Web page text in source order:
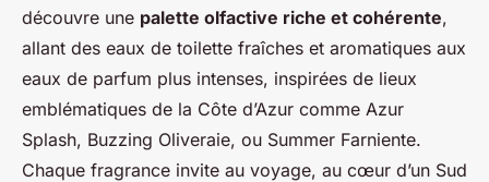
découvre une palette olfactive riche et cohérente,
allant des eaux de toilette fraîches et aromatiques aux
eaux de parfum plus intenses, inspirées de lieux
emblématiques de la Côte d’Azur comme Azur
Splash, Buzzing Oliveraie, ou Summer Farniente.
Chaque fragrance invite au voyage, au cœur d’un Sud